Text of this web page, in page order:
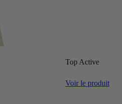
Top Active
Voir le produit